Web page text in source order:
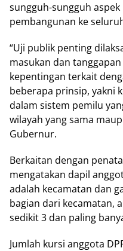
sungguh-sungguh
pembangunan ke
“Uji publik penting
masukan dan
kepentingan terkait
beberapa prinsip, yakni
dalam sistem pemilu
wilayah yang sama
Gubernur.
Berkaitan dengan
mengatakan dapil
adalah kecamatan dan
bagian dari kecamatan,
sedikit 3 dan paling
Jumlah kursi anggota